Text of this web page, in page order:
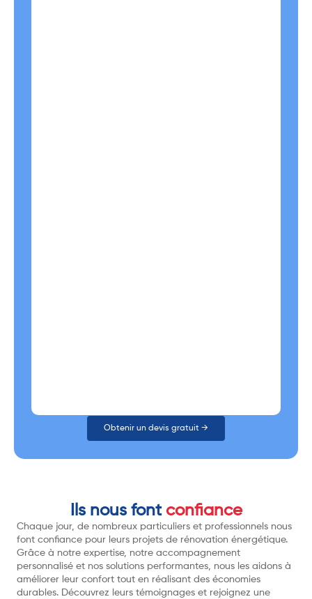
Obtenir un devis gratuit →
Ils nous font confiance
Chaque jour, de nombreux particuliers et professionnels nous
font confiance pour leurs projets de rénovation énergétique.
Grâce à notre expertise, notre accompagnement
personnalisé et nos solutions performantes, nous les aidons à
améliorer leur confort tout en réalisant des économies
durables. Découvrez leurs témoignages et rejoignez une